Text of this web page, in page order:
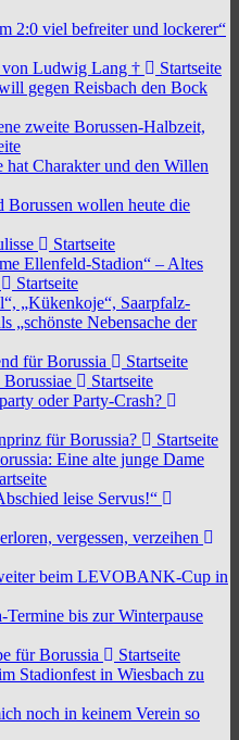
2:0 viel befreiter und lockerer“
von Ludwig Lang †
Startseite
gegen Reisbach den Bock
zweite Borussen-Halbzeit,
hat Charakter und den Willen
Borussen wollen heute die
Startseite
Ellenfeld-Stadion“ – Altes
Startseite
„Kükenkoje“, Saarpfalz-
„schönste Nebensache der
für Borussia
Startseite
Startseite
oder Party-Crash?
für Borussia?
Startseite
Eine alte junge Dame
leise Servus!“
vergessen, verzeihen
beim LEVOBANK-Cup in
Termine bis zur Winterpause
für Borussia
Startseite
Stadionfest in Wiesbach zu
noch in keinem Verein so